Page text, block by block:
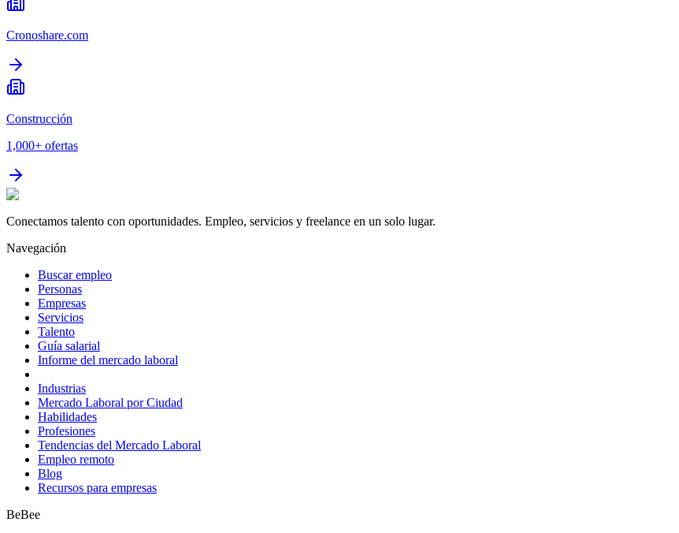
Cronoshare.com
Construcción
1,000+ ofertas
Conectamos talento con oportunidades. Empleo, servicios y freelance en un solo lugar.
Navegación
Buscar empleo
Personas
Empresas
Servicios
Talento
Guía salarial
Informe del mercado laboral
Industrias
Mercado Laboral por Ciudad
Habilidades
Profesiones
Tendencias del Mercado Laboral
Empleo remoto
Blog
Recursos para empresas
BeBee